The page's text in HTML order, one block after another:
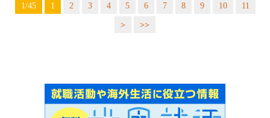
1/45 1 2 3 4 5 6 7 8 9 10
11
>
>>